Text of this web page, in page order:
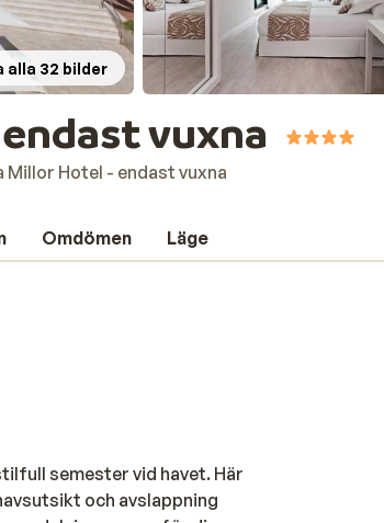
alla 32 bilder
vuxna
Millor Hotel - endast vuxna
Omdömen Läge
semester vid havet. Här
och avslappning